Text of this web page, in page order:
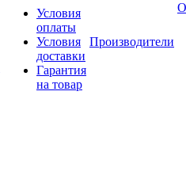
Условия
оплаты
Условия
доставки
Гарантия
на товар
Производители